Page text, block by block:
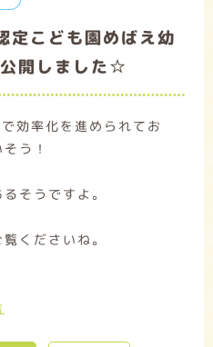
こども園めばえ幼
開しました☆
効率化を進められてお
う！
そうですよ。
くださいね。